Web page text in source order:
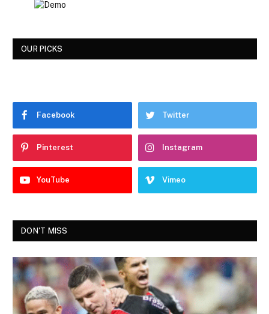
OUR PICKS
Facebook Twitter
Pinterest Instagram
YouTube Vimeo
DON'T MISS